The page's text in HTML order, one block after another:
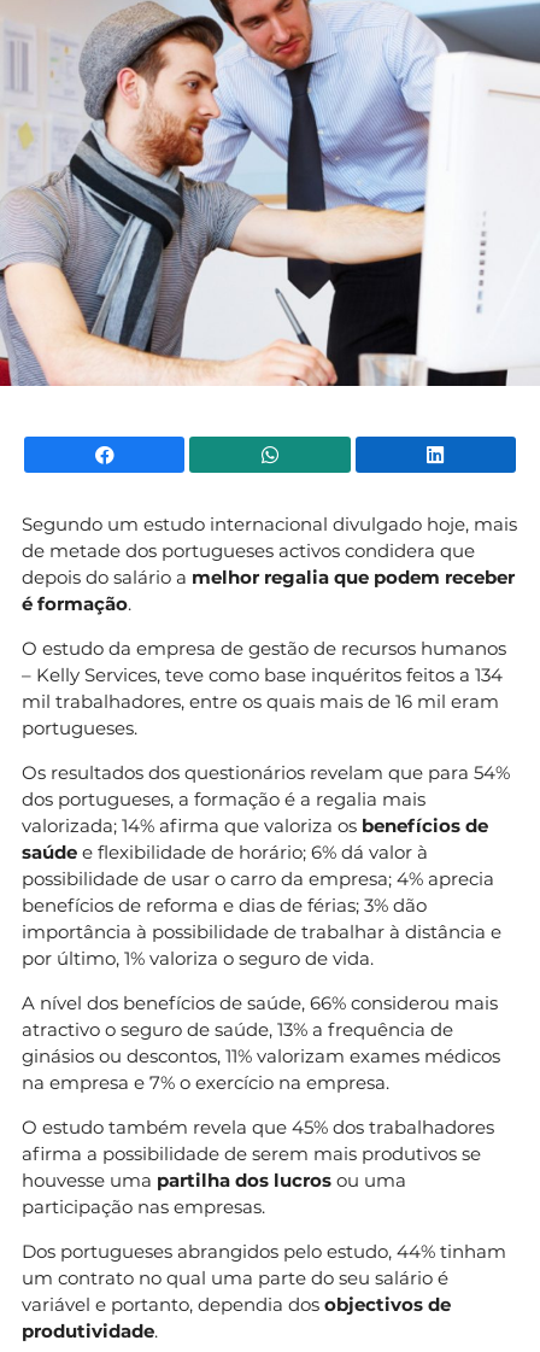
Facebook WhatsApp
Segundo um estudo internacional divulgado hoje, mais
de metade dos portugueses activos condidera que
depois do salário a melhor regalia que podem receber
é formação.
O estudo da empresa de gestão de recursos humanos
– Kelly Services, teve como base inquéritos feitos a 134
mil trabalhadores, entre os quais mais de 16 mil eram
portugueses.
Os resultados dos questionários revelam que para 54%
dos portugueses, a formação é a regalia mais
valorizada; 14% afirma que valoriza os benefícios de
saúde e flexibilidade de horário; 6% dá valor à
possibilidade de usar o carro da empresa; 4% aprecia
benefícios de reforma e dias de férias; 3% dão
importância à possibilidade de trabalhar à distância e
por último, 1% valoriza o seguro de vida.
A nível dos benefícios de saúde, 66% considerou mais
atractivo o seguro de saúde, 13% a frequência de
ginásios ou descontos, 11% valorizam exames médicos
na empresa e 7% o exercício na empresa.
O estudo também revela que 45% dos trabalhadores
afirma a possibilidade de serem mais produtivos se
houvesse uma partilha dos lucros ou uma
participação nas empresas.
Dos portugueses abrangidos pelo estudo, 44% tinham
um contrato no qual uma parte do seu salário é
variável e portanto, dependia dos objectivos de
produtividade.